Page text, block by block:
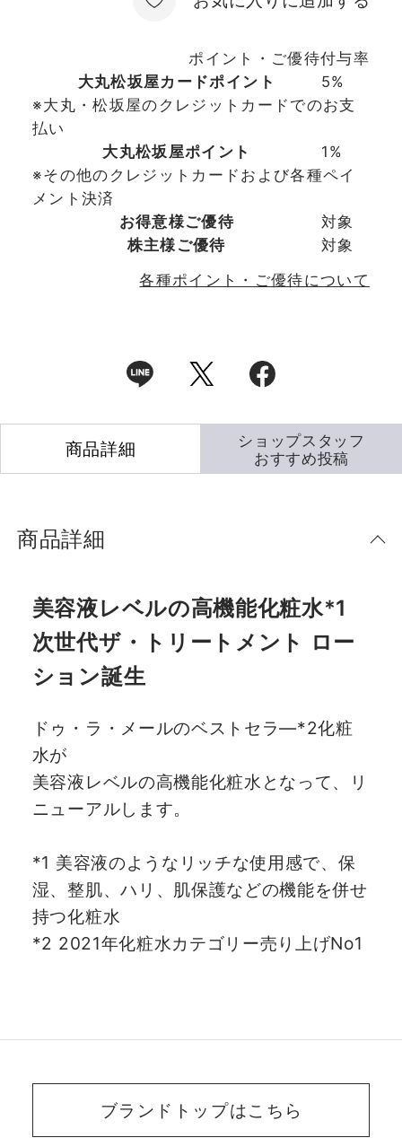
ポイント・ご優待付与率
大丸松坂屋カードポイント
5%
※大丸・松坂屋のクレジットカードでのお支
払い
大丸松坂屋ポイント
1%
※その他のクレジットカードおよび各種ペイ
メント決済
お得意様ご優待
対象
株主様ご優待
対象
各種ポイント・ご優待について
商品詳細
商品詳細
美容液レベルの高機能化粧水*1
次世代ザ・トリートメント ロー
ション誕生
ドゥ・ラ・メールのベストセラ―*2化粧
水が
美容液レベルの高機能化粧水となって、リ
ニューアルします。
*1 美容液のようなリッチな使用感で、保
湿、整肌、ハリ、肌保護などの機能を併せ
持つ化粧水
*2 2021年化粧水カテゴリー売り上げNo1
ブランドトップはこちら
ショップスタッフ
おすすめ投稿